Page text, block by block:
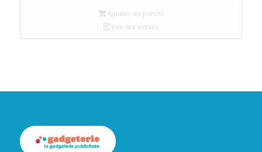
Ajouter au panier
Voir les détails